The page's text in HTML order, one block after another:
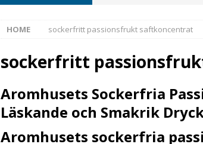
HEMBRYGGNING
[ 2026/08/03 ]
Aromhusets
[ 2026/08/02 ] Byt över helt
resultatet
HEMBRYGGNING
[ 2026/07/31 ] Aromhusets
HOME sockerfritt passionsfrukt saftkoncentrat
sockerfritt
Aromhusets Sockerfria
Läskande och Smakrik
Aromhusets sockerfria